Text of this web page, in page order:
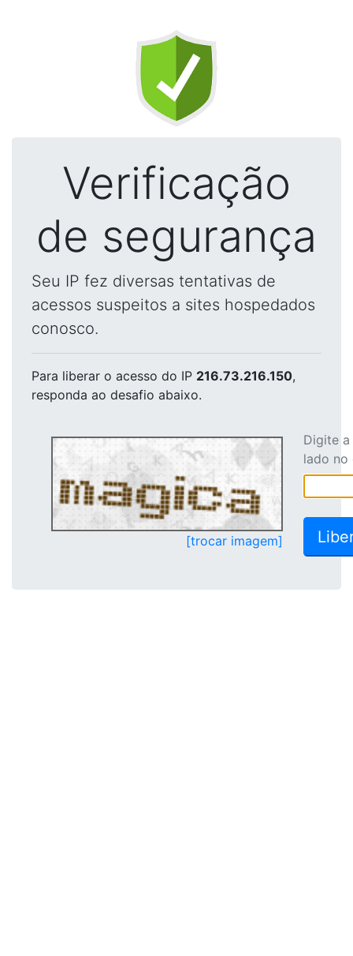
Verificação
de segurança
Seu IP fez diversas tentativas de
acessos suspeitos a sites hospedados
conosco.
Para liberar o acesso do IP 216.73.216.150,
responda ao desafio abaixo.
[trocar imagem]
Digite
lado no